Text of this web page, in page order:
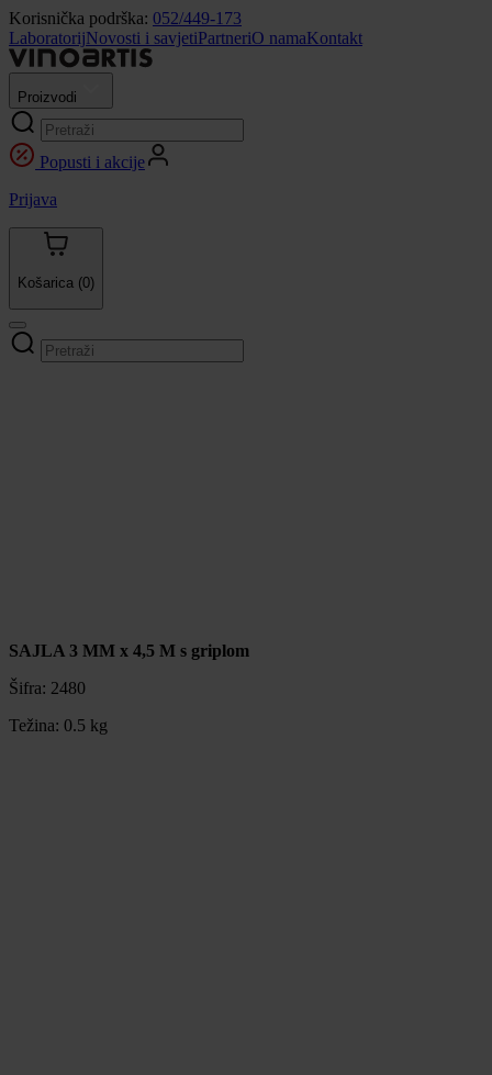
Korisnička podrška: 052/449-173
LaboratorijNovosti i savjetiPartneriO namaKontakt
Proizvodi
Popusti i akcije
Prijava
Košarica (0)
SAJLA 3 MM x 4,5 M s griplom
Šifra: 2480
Težina: 0.5 kg